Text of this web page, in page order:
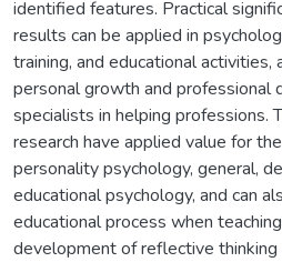
identified features. Practical
results can be applied in
training, and educational
personal growth and professional
specialists in helping professions.
research have applied value for
personality psychology, general,
educational psychology, and can
educational process when
development of reflective